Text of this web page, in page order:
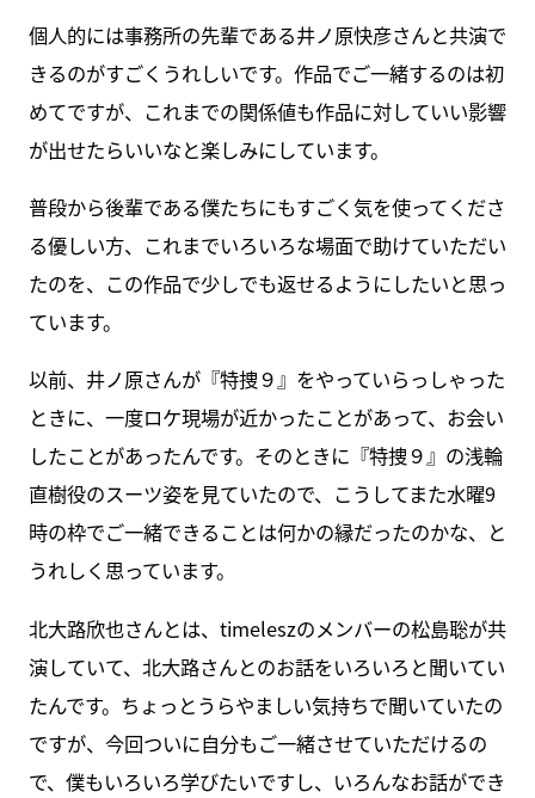
個人的には事務所の先輩である井ノ原快彦さんと共演で
きるのがすごくうれしいです。作品でご一緒するのは初
めてですが、これまでの関係値も作品に対していい影響
が出せたらいいなと楽しみにしています。
普段から後輩である僕たちにもすごく気を使ってくださ
る優しい方、これまでいろいろな場面で助けていただい
たのを、この作品で少しでも返せるようにしたいと思っ
ています。
以前、井ノ原さんが『特捜９』をやっていらっしゃった
ときに、一度ロケ現場が近かったことがあって、お会い
したことがあったんです。そのときに『特捜９』の浅輪
直樹役のスーツ姿を見ていたので、こうしてまた水曜9
時の枠でご一緒できることは何かの縁だったのかな、と
うれしく思っています。
北大路欣也さんとは、timeleszのメンバーの松島聡が共
演していて、北大路さんとのお話をいろいろと聞いてい
たんです。ちょっとうらやましい気持ちで聞いていたの
ですが、今回ついに自分もご一緒させていただけるの
で、僕もいろいろ学びたいですし、いろんなお話ができ